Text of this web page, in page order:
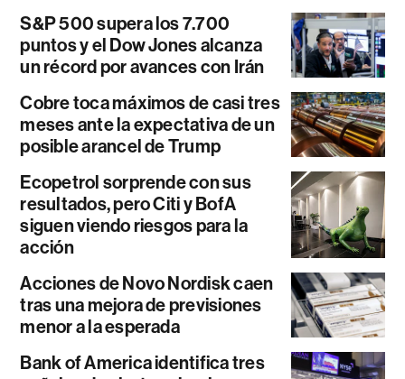
S&P 500 supera los 7.700
puntos y el Dow Jones alcanza
un récord por avances con Irán
Cobre toca máximos de casi tres
meses ante la expectativa de un
posible arancel de Trump
Ecopetrol sorprende con sus
resultados, pero Citi y BofA
siguen viendo riesgos para la
acción
Acciones de Novo Nordisk caen
tras una mejora de previsiones
menor a la esperada
Bank of America identifica tres